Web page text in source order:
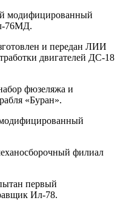
модифицированный
76МД.
и передан ЛИИ
двигателей ДС-18
фюзеляжа и
«Буран».
филиал
первый
Ил-78.